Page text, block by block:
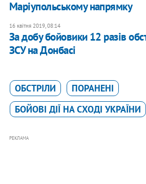
Маріупольському напрямку
16 квітня 2019, 08:14
За добу бойовики 12 разів
ЗСУ на Донбасі
ОБСТРІЛИ
ПОРАНЕНІ
БОЙОВІ ДІЇ НА СХОДІ УКРАЇНИ
РЕКЛАМА